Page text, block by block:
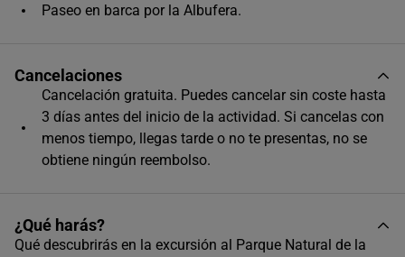
Horas disponibles (2)
08:45
Paseo en barca por la Albufera.
Cancelaciones
Cancelación gratuita. Puedes cancelar sin coste hasta
3 días antes del inicio de la actividad. Si cancelas con
menos tiempo, llegas tarde o no te presentas, no se
obtiene ningún reembolso.
¿Qué harás?
Qué descubrirás en la excursión al Parque Natural de la